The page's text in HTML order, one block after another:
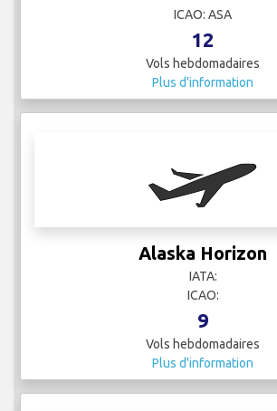
ICAO: ASA
12
Vols hebdomadaires
Plus d'information
Alaska Horizon
IATA:
ICAO:
9
Vols hebdomadaires
Plus d'information